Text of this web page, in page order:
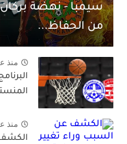
سيمبا - نهضة
من الحفاظ...
منذ
منذ
الكشف